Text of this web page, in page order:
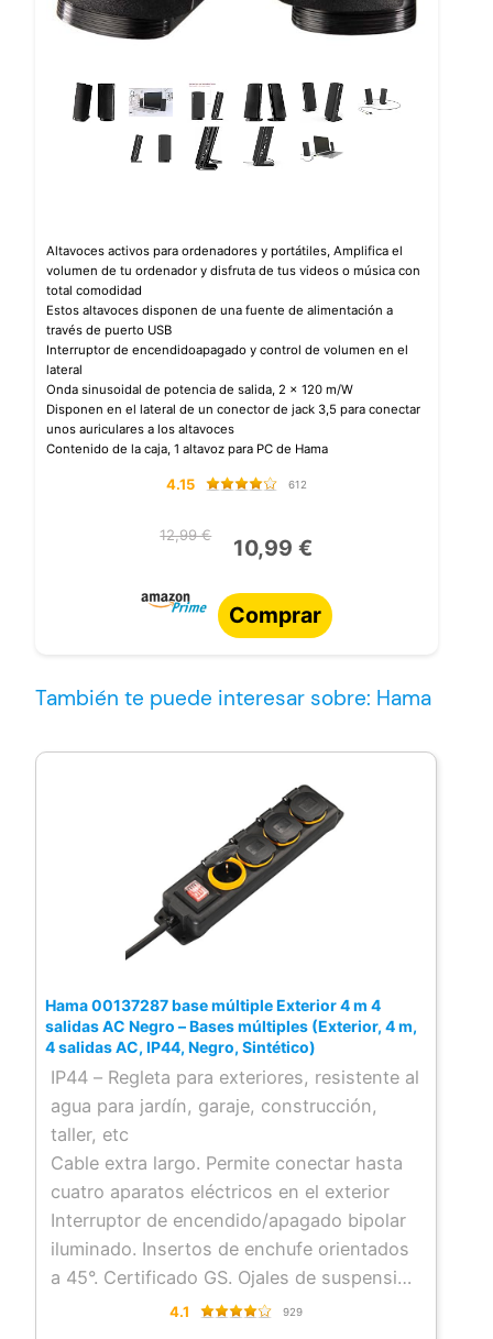
Altavoces activos para ordenadores y portátiles, Amplifica el
volumen de tu ordenador y disfruta de tus videos o música con
total comodidad
Estos altavoces disponen de una fuente de alimentación a
través de puerto USB
Interruptor de encendidoapagado y control de volumen en el
lateral
Onda sinusoidal de potencia de salida, 2 x 120 m/W
Disponen en el lateral de un conector de jack 3,5 para conectar
unos auriculares a los altavoces
Contenido de la caja, 1 altavoz para PC de Hama
4.15 612
12,99 € 10,99 €
Comprar
También te puede interesar sobre: Hama
Hama 00137287 base múltiple Exterior 4 m 4
salidas AC Negro – Bases múltiples (Exterior, 4 m,
4 salidas AC, IP44, Negro, Sintético)
IP44 – Regleta para exteriores, resistente al
agua para jardín, garaje, construcción,
taller, etc
Cable extra largo. Permite conectar hasta
cuatro aparatos eléctricos en el exterior
Interruptor de encendido/apagado bipolar
iluminado. Insertos de enchufe orientados
a 45°. Certificado GS. Ojales de suspensión
integrados que permiten el montaje en
4.1 929